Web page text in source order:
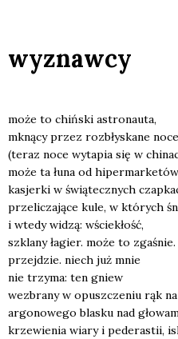
wyznawcy
może to chiń­ski astro­nau­ta,
mkną­cy przez roz­bły­ska­ne
(teraz noce wyta­pia się w
może ta łuna od
kasjer­ki w świą­tecz­nych
prze­li­cza­ją­ce kule, w któ­rych
i wte­dy widzą: wście­kłość,
szkla­ny łagier. może to zga­śnie.
przej­dzie. niech już mnie
nie trzy­ma: ten gniew
wez­bra­ny w opusz­cze­niu rąk
argo­no­we­go bla­sku nad
krze­wie­nia wia­ry i pede­ra­stii,